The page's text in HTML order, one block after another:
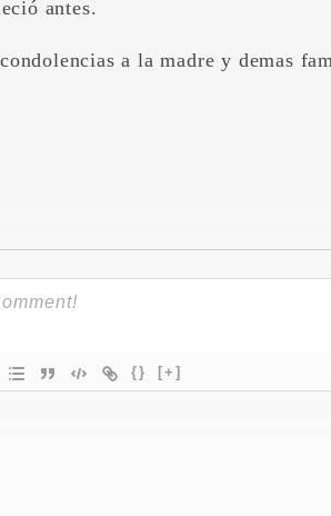
antes.
a la madre y demas
{} [+]